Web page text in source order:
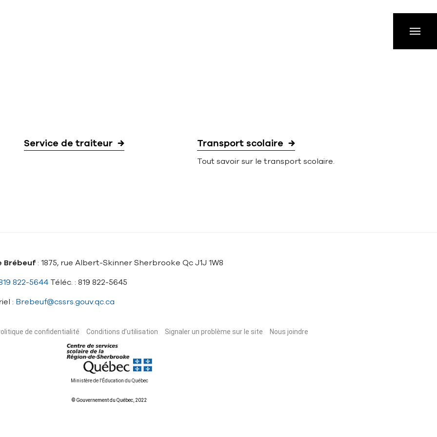
Service de traiteur Transport scolaire
Tout savoir sur le transport scolaire.
Brébeuf : 1875, rue Albert-Skinner Sherbrooke Qc J1J 1W8
822-5644 Téléc. : 819 822-5645
: Brebeuf@cssrs.gouv.qc.ca
de confidentialité Conditions d’utilisation Signaler un problème sur le site Nous joindre
Ministère de l'Éducation du Québec
© Gouvernement du Québec, 2022